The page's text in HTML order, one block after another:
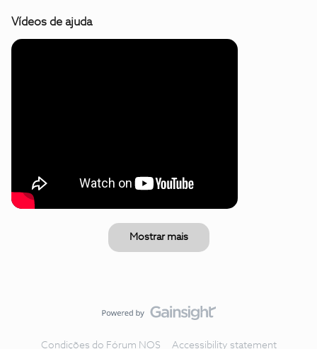
Vídeos de ajuda
Mostrar mais
Condições do Fórum NOS Accessibility statement